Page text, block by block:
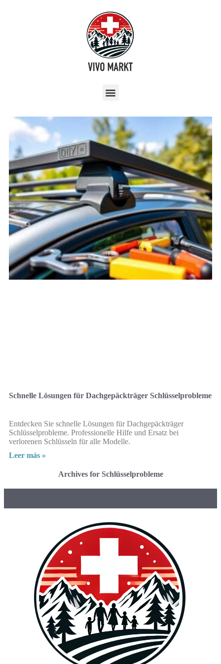
Schnelle Lösungen für Dachgepäckträger Schlüsselprobleme
Entdecken Sie schnelle Lösungen für Dachgepäckträger
Schlüsselprobleme. Professionelle Hilfe und Ersatz bei
verlorenen Schlüsseln für alle Modelle.
Leer más »
Archives for Schlüsselprobleme